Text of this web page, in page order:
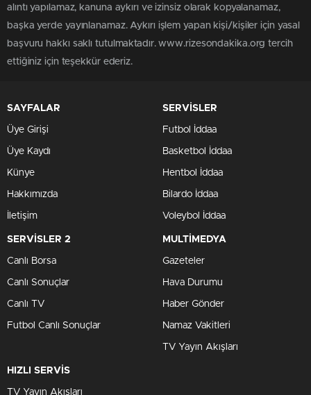
alıntı yapılamaz, kanuna aykırı ve izinsiz olarak kopyalanamaz,
başka yerde yayınlanamaz. Aykırı işlem yapan kişi/kişiler için yasal
başvuru hakkı saklı tutulmaktadır. www.rizesondakika.org tercih
ettiğiniz için teşekkür ederiz.
SAYFALAR
Üye Girişi
Üye Kaydı
Künye
Hakkımızda
İletişim
SERVİSLER
Futbol İddaa
Basketbol İddaa
Hentbol İddaa
Bilardo İddaa
Voleybol İddaa
SERVİSLER 2
Canlı Borsa
Canlı Sonuçlar
Canlı TV
Futbol Canlı Sonuçlar
MULTİMEDYA
Gazeteler
Hava Durumu
Haber Gönder
Namaz Vakitleri
TV Yayın Akışları
HIZLI SERVİS
TV Yayın Akışları